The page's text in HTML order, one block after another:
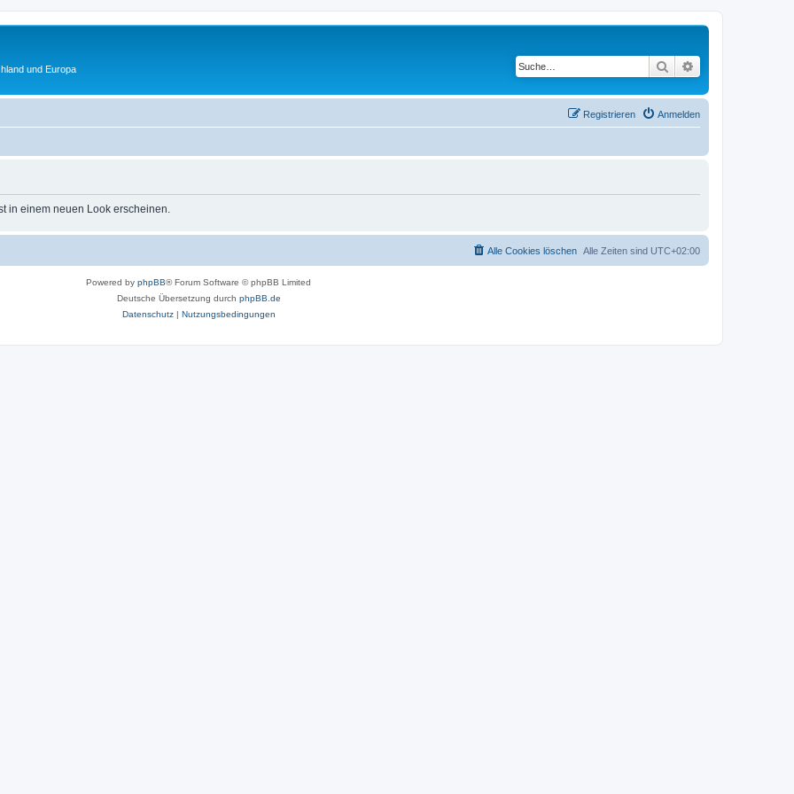
und Europa Suche
Anmelden
Registrieren
in einem neuen Look erscheinen.
Alle Zeiten sind UTC+02:00
Alle Cookies löschen
Powered by phpBB® Forum Software © phpBB Limited
Deutsche Übersetzung durch phpBB.de
Datenschutz| Nutzungsbedingungen